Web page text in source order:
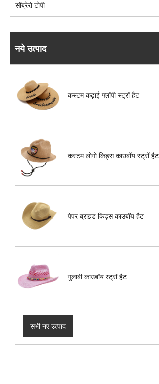
सोंब्रेरो टोपी
नये उत्पाद
कस्टम कढ़ाई फ्लॉपी स्ट्रॉ हैट
कस्टम लोगो किड्स काउबॉय स्ट्रॉ हैट
पेपर ब्राइड किड्स काउबॉय हैट
गुलाबी काउबॉय स्ट्रॉ हैट
सभी नए उत्पाद